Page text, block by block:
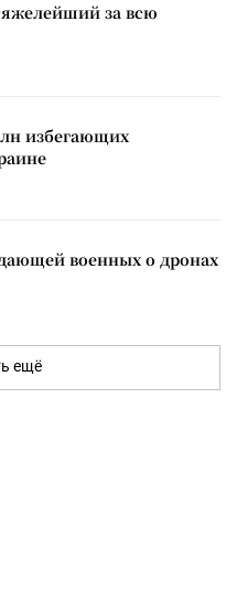
за всю
избегающих
военных о дронах
ещё